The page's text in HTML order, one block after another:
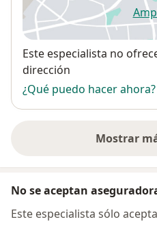
Disponibilidad
Este especialista no
dirección
¿Qué puedo hacer ahora?
Mostrar
No se aceptan
Este especialista sólo